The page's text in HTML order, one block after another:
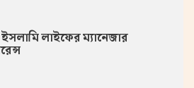
ইসলামি লাইফের ম্যানেজার